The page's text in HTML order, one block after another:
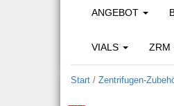
ANGEBOT
VIALS ZRM
Start / Zentrifugen-